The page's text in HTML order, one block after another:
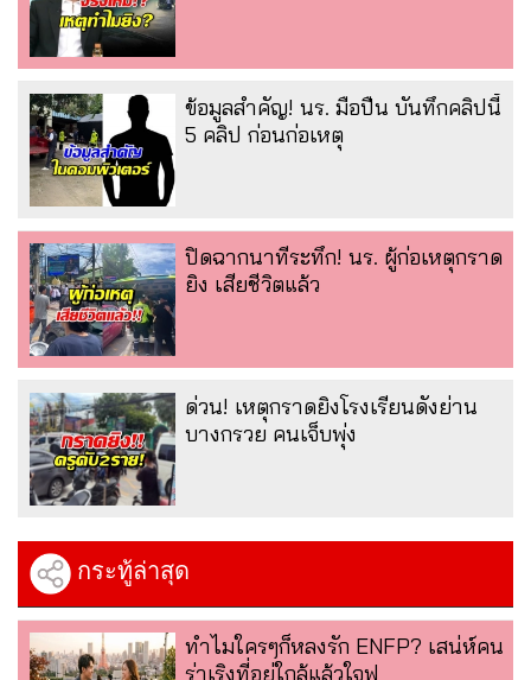
ข้อมูลสำคัญ! นร. มือปืน บันทึกคลิปนี้
5 คลิป ก่อนก่อเหตุ
ปิดฉากนาทีระทึก! นร. ผู้ก่อเหตุกราด
ยิง เสียชีวิตแล้ว
ด่วน! เหตุกราดยิงโรงเรียนดังย่าน
บางกรวย คนเจ็บพุ่ง
กระทู้ล่าสุด
ทำไมใครๆก็หลงรัก ENFP? เสน่ห์คน
ร่าเริงที่อยู่ใกล้แล้วใจฟู